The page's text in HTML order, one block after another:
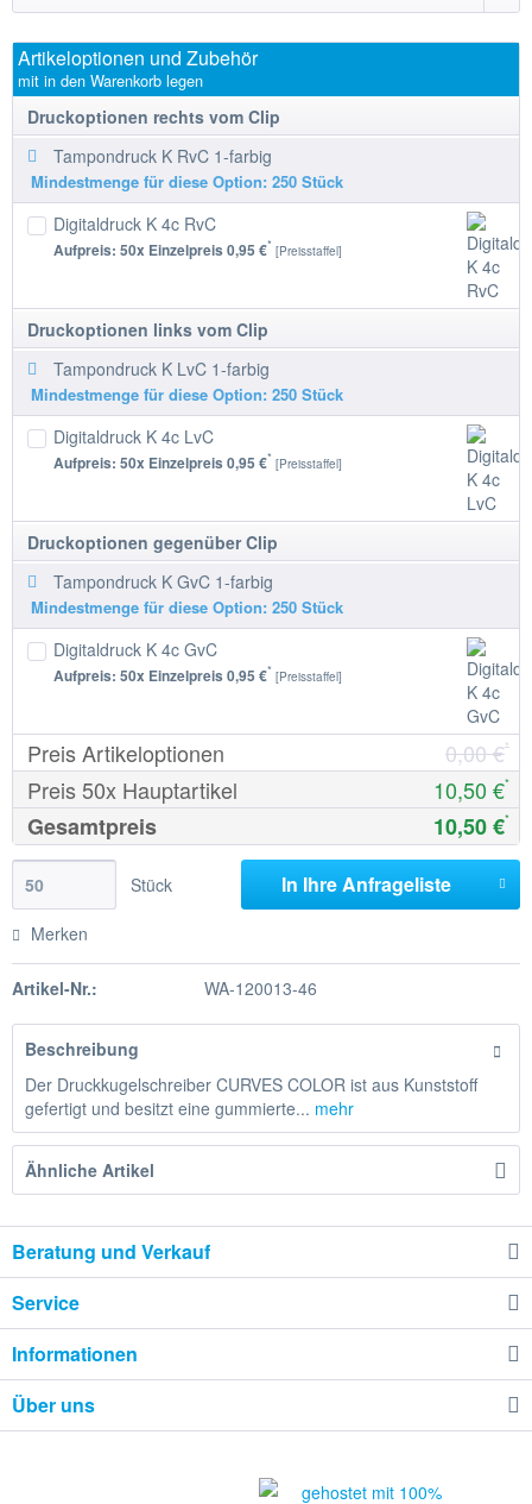
Artikeloptionen und Zubehör
mit in den Warenkorb legen
Druckoptionen rechts vom Clip
Tampondruck K RvC 1-farbig
Mindestmenge für diese Option: 250 Stück
Digitaldruck K 4c RvC
Aufpreis: 50x Einzelpreis 0,95 €* [Preisstaffel]
Druckoptionen links vom Clip
Tampondruck K LvC 1-farbig
Mindestmenge für diese Option: 250 Stück
Digitaldruck K 4c LvC
Aufpreis: 50x Einzelpreis 0,95 €* [Preisstaffel]
Druckoptionen gegenüber Clip
Tampondruck K GvC 1-farbig
Mindestmenge für diese Option: 250 Stück
Digitaldruck K 4c GvC
Aufpreis: 50x Einzelpreis 0,95 €* [Preisstaffel]
Preis Artikeloptionen 0,00 €*
Preis 50x Hauptartikel 10,50 €*
Gesamtpreis 10,50 €*
Stück In IhreAnfrageliste
Merken
Artikel-Nr.: WA-120013-46
Beschreibung
Der Druckkugelschreiber CURVES COLOR ist aus Kunststoff
gefertigt und besitzt eine gummierte... mehr
Ähnliche Artikel
Beratung und Verkauf
Service
Informationen
Über uns